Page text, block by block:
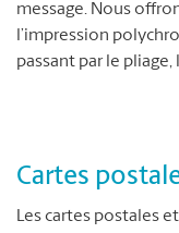
message. Nous
l’impression
passant par le
Cartes
Les cartes postales